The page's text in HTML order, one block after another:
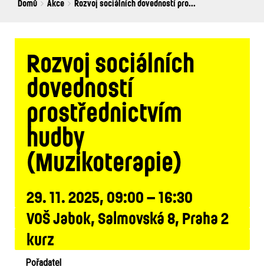
Breadcrumbs
You
Domů Akce Rozvoj sociálních dovedností pro...
Rozvoj sociálních
dovedností
prostřednictvím
hudby
(Muzikoterapie)
29. 11. 2025, 09:00 – 16:30
VOŠ Jabok, Salmovská 8, Praha 2
kurz
Pořadatel